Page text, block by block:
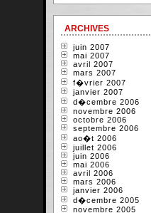
ARCHIVES
juin 2007
mai 2007
avril 2007
mars 2007
f�vrier 2007
janvier 2007
d�cembre 2006
novembre 2006
octobre 2006
septembre 2006
ao�t 2006
juillet 2006
juin 2006
mai 2006
avril 2006
mars 2006
janvier 2006
d�cembre 2005
novembre 2005